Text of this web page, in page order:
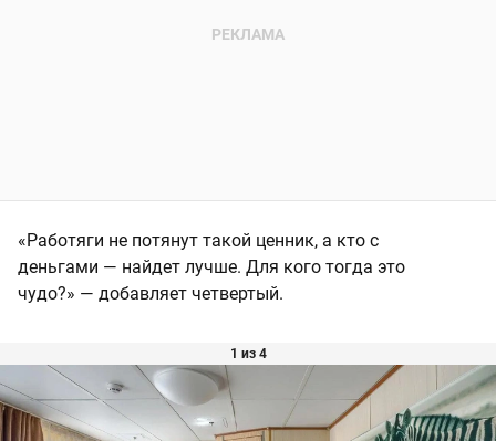
«Работяги не потянут такой ценник, а кто с
деньгами — найдет лучше. Для кого тогда это
чудо?» — добавляет четвертый.
1 из 4